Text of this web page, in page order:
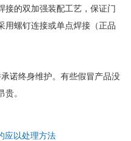
接的双加强装配工艺，保证门
用螺钉连接或单点焊接（正品
诺终身维护。有些假冒产品没
。
应以处理方法